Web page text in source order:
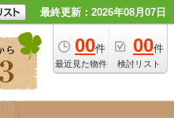
最終更新：2026年08月07日
00件
最近見た物件
00件
検討リスト